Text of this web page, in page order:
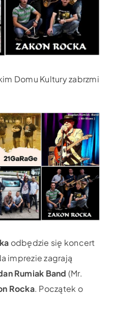
Domu Kultury zabrzmi
odbędzie się koncert
imprezie zagrają
Rumiak Band (Mr.
Rocka. Początek o